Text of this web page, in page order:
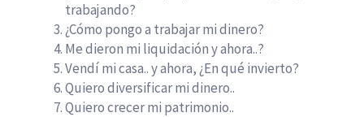
trabajando?
¿Cómo pongo a trabajar mi dinero?
Me dieron mi liquidación y ahora..?
Vendí mi casa.. y ahora, ¿En qué invierto?
Quiero diversificar mi dinero..
Quiero crecer mi patrimonio..